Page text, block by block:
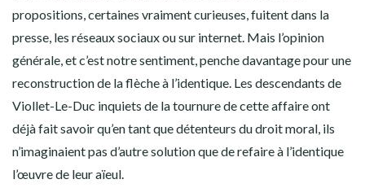
propositions, certaines vraiment curieuses, fuitent dans la
presse, les réseaux sociaux ou sur internet. Mais l’opinion
générale, et c’est notre sentiment, penche davantage pour une
reconstruction de la flèche à l’identique. Les descendants de
Viollet-Le-Duc inquiets de la tournure de cette affaire ont
déjà fait savoir qu’en tant que détenteurs du droit moral, ils
n’imaginaient pas d’autre solution que de refaire à l’identique
l’œuvre de leur aïeul.